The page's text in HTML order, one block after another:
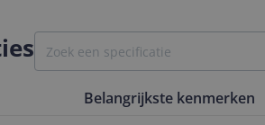
Belangrijkste kenmerken